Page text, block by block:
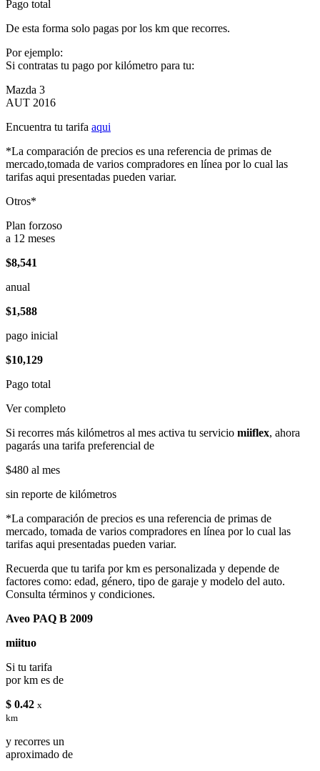
Pago total
De esta forma solo pagas por los km que recorres.
Por ejemplo:
Si contratas tu pago por kilómetro para tu:
Mazda 3
AUT 2016
Encuentra tu tarifa aqui
*La comparación de precios es una referencia de primas de
mercado,tomada de varios compradores en línea por lo cual las
tarifas aqui presentadas pueden variar.
Otros*
Plan forzoso
a 12 meses
$8,541
anual
$1,588
pago inicial
$10,129
Pago total
Ver completo
Si recorres más kilómetros al mes activa tu servicio miiflex, ahora
pagarás una tarifa preferencial de
$480 al mes
sin reporte de kilómetros
*La comparación de precios es una referencia de primas de
mercado, tomada de varios compradores en línea por lo cual las
tarifas aqui presentadas pueden variar.
Recuerda que tu tarifa por km es personalizada y depende de
factores como: edad, género, tipo de garaje y modelo del auto.
Consulta términos y condiciones.
Aveo PAQ B 2009
miituo
Si tu tarifa
por km es de
$ 0.42 x
km
y recorres un
aproximado de